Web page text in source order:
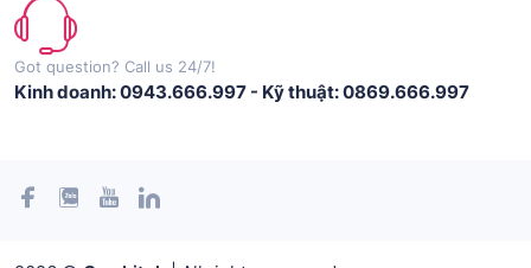
Got question? Call us 24/7!
Kinh doanh: 0943.666.997 - Kỹ thuật: 0869.666.997